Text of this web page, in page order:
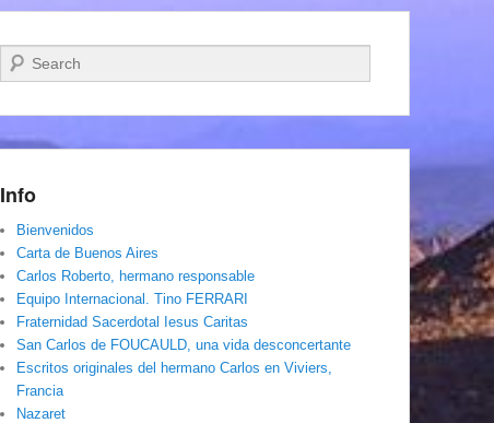
Buscar
Info
Bienvenidos
Carta de Buenos Aires
Carlos Roberto, hermano responsable
Equipo Internacional. Tino FERRARI
Fraternidad Sacerdotal Iesus Caritas
San Carlos de FOUCAULD, una vida desconcertante
Escritos originales del hermano Carlos en Viviers,
Francia
Nazaret